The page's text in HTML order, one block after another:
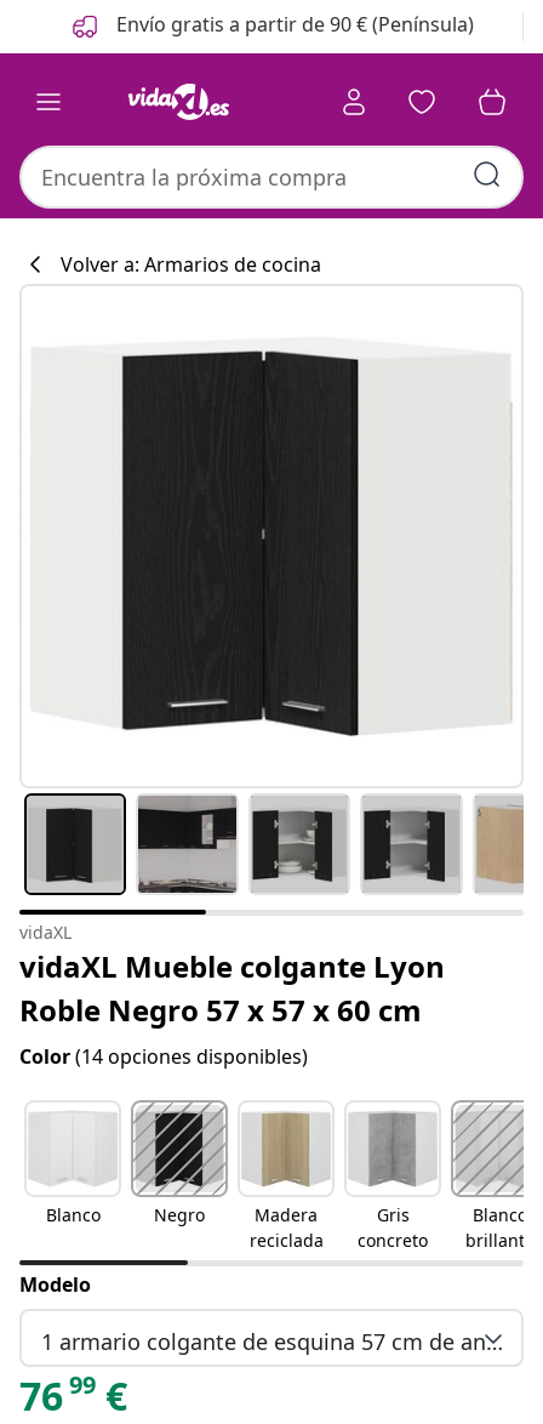
Anterior
Siguiente Envío gratis a partir de 90 € (Península)
Volver a: Armarios de cocina
vidaXL
vidaXL Mueble colgante Lyon
Roble Negro 57 x 57 x 60 cm
Color(14 opciones disponibles)
Blanco Negro
Madera
reciclada
Gris
concreto
Blanco
brillante
Modelo
1 armario colgante de esquina 57 cm de ancho 60 cm de alto
7699 €